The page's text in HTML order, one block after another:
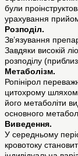
були
урахування
Розподіл.
Зв’язування
Завдяки високій
розподілу
Метаболізм.
Ропінірол
цитохрому шляхом
його метаболіти
основного
Виведення.
У середньому
кровотоку